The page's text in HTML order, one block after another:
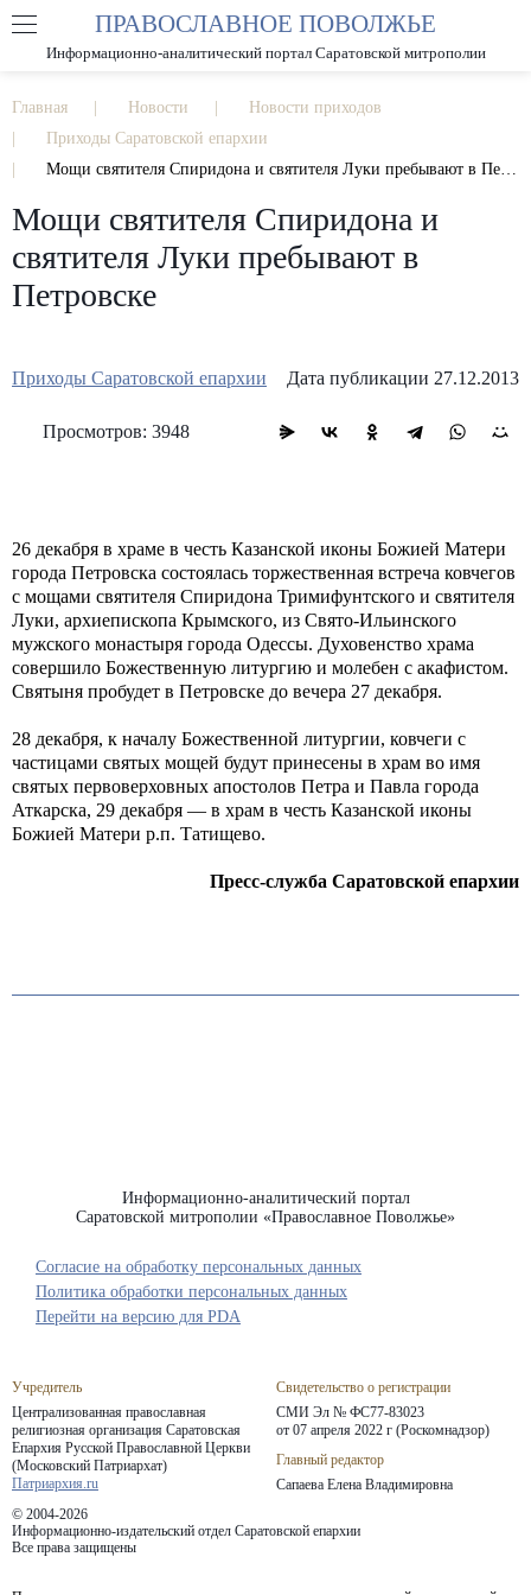
РАЗМЕР ШРИФТА А А
ПРАВОСЛАВНОЕ ПОВОЛЖЬЕ
Информационно-аналитический портал Саратовской митрополии
Главная Новости
Новости приходов
Приходы Саратовской епархии
Мощи святителя Спиридона и святителя Луки пребывают в Петровске
Мощи святителя Спиридона и
святителя Луки пребывают в
Петровске
Приходы Саратовской епархии Дата публикации 27.12.2013
Просмотров: 3948
26 декабря в храме в честь Казанской иконы Божией Матери
города Петровска состоялась торжественная встреча ковчегов
с мощами святителя Спиридона Тримифунтского и святителя
Луки, архиепископа Крымского, из Свято-Ильинского
мужского монастыря города Одессы. Духовенство храма
совершило Божественную литургию и молебен с акафистом.
Святыня пробудет в Петровске до вечера 27 декабря.
28 декабря, к началу Божественной литургии, ковчеги с
частицами святых мощей будут принесены в храм во имя
святых первоверховных апостолов Петра и Павла города
Аткарска, 29 декабря — в храм в честь Казанской иконы
Божией Матери р.п. Татищево.
Пресс-служба Саратовской епархии
Информационно-аналитический портал
Саратовской митрополии «Православное Поволжье»
Учредитель
Централизованная православная
религиозная организация Саратовская
Епархия Русской Православной Церкви
(Московский Патриархат)
Патриархия.ru
Свидетельство о регистрации
СМИ Эл № ФС77-83023
от 07 апреля 2022 г (Роскомнадзор)
Главный редактор
Сапаева Елена Владимировна
© 2004-2026
Информационно-издательский отдел Саратовской епархии
Все права защищены
Согласие на обработку персональных данных
Политика обработки персональных данных
Перейти на версию для PDA